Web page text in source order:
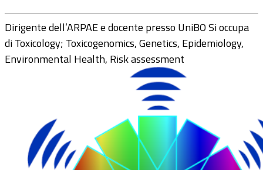
Dirigente dell’ARPAE e docente presso UniBO Si occupa
di Toxicology; Toxicogenomics, Genetics, Epidemiology,
Environmental Health, Risk assessment